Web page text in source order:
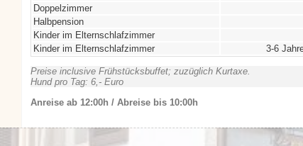
Kinder im Elternschlafzimmer 3-6
Doppelzimmer
Halbpension
Kinder im Elternschlafzimmer
Preise inclusive Frühstücksbuffet; zuzüglich Kurtaxe.
Hund pro Tag: 6,- Euro
Anreise ab 12:00h / Abreise bis 10:00h